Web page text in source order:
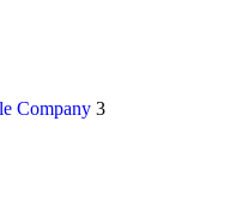
Company 3